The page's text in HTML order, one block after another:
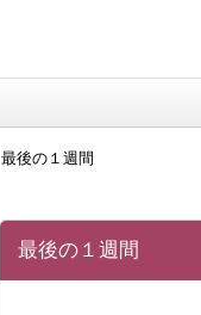
最後の１週間
最後の１週間